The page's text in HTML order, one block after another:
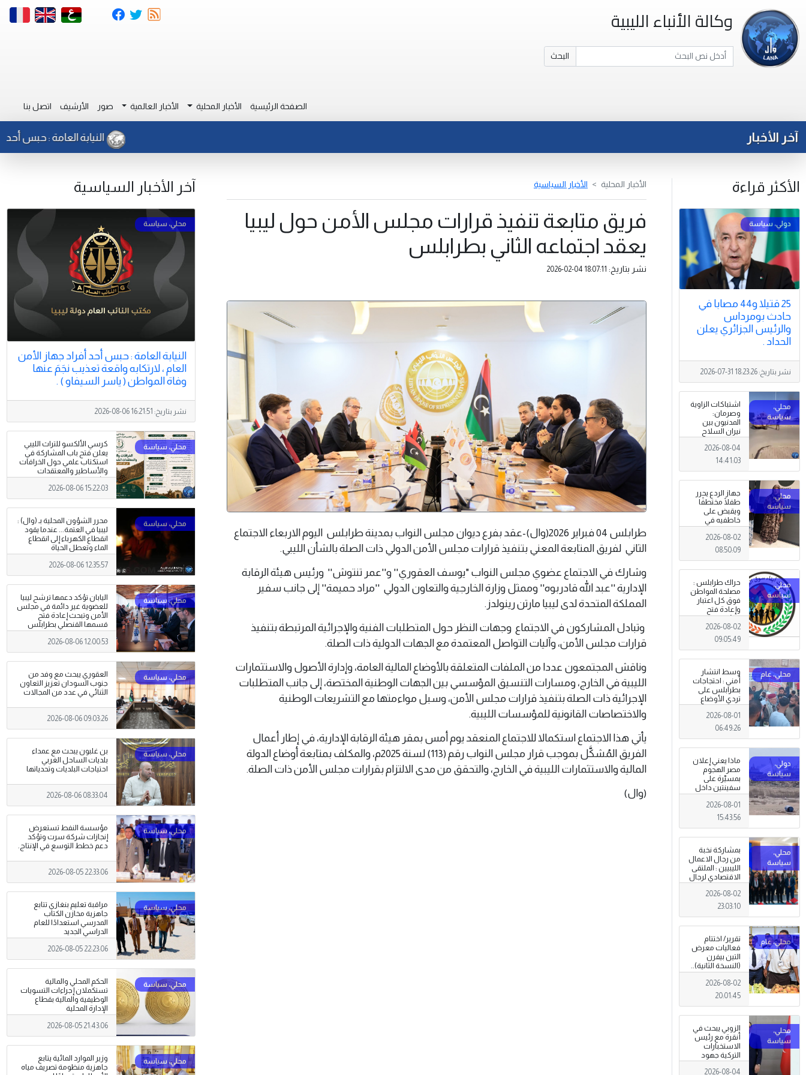
وكالة الأنباء الليبية
البحث
الصفحة الرئيسية الأخبار المحلية الأخبار العالمية صور الأرشيف اتصل بنا
آخر الأخبار النيابة العامة : حبس أحد
الأكثر قراءة
25 قتيلا و44 مصابا في
حادث بومرداس
والرئيس الجزائري يعلن
الحداد .
نشر بتاريخ:2026-07-31 18:23:26
اشتباكات الزاوية
وصرمان:
المدنيون بين
نيران السلاح
المنتشر خارج
سلطة القانون
2026-08-04
14:41:03
جهاز الردع يحرر
طفلًا مختطفًا
ويقبض على
خاطفيه في
طرابلس
2026-08-02
08:50:09
حراك طرابلس :
مصلحة المواطن
فوق كل اعتبار
وإعادة فتح
المؤسسات
جاءت استجابةً
للإرادة الشعبية
2026-08-02
09:05:49
وسط انتشار
أمني : احتجاجات
بطرابلس على
تردي الأوضاع
المعيشية وتدني
الخدمات العامة .
2026-08-01
06:49:26
ماذا يعني إعلان
مصر الهجوم
بمسيّرة على
سفينتين داخل
ميناء دمياط؟
(قراءة تحليلية)
2026-08-01
15:43:56
بمشاركة نخبة
من رجال الاعمال
الليبيين : الملتقى
الاقتصادي لرجال
الاعمال 2026
تبدأ فعاليات
بمدينة سرت .
2026-08-02
23:03:10
تقرير/ اختتام
فعاليات معرض
التين بيفرن
(النسخة الثانية)..
تظاهرة وطنية
وصمود
للمزارعين في
2026-08-02
20:01:45
الزوبي يبحث في
أنقرة مع رئيس
الاستخبارات
التركية جهود
توحيد المؤسسة
العسكرية على
2026-08-04
الأخبار المحلية الأخبار السياسية
فريق متابعة تنفيذ قرارات مجلس الأمن حول ليبيا
يعقد اجتماعه الثاني بطرابلس
نشر بتاريخ: 2026-02-04 18:07:11
طرابلس 04 فبراير 2026(وال)-عقد بفرع ديوان مجلس النواب بمدينة طرابلس اليوم الاربعاء الاجتماع
الثاني لفريق المتابعة المعني بتنفيذ قرارات مجلس الأمن الدولي ذات الصلة بالشأن الليبي.
وشارك في الاجتماع عضوي مجلس النواب "يوسف العقوري'' و''عمر تنتوش'' ورئيس هيئة الرقابة
الإدارية ''عبد الله قادربوه'' وممثل وزارة الخارجية والتعاون الدولي ''مراد حميمة'' إلى جانب سفير
المملكة المتحدة لدى ليبيا مارتن رينولدز.
وتبادل المشاركون في الاجتماع وجهات النظر حول المتطلبات الفنية والإجرائية المرتبطة بتنفيذ
قرارات مجلس الأمن، وآليات التواصل المعتمدة مع الجهات الدولية ذات الصلة.
وناقش المجتمعون عددا من الملفات المتعلقة بالأوضاع المالية العامة، وإدارة الأصول والاستثمارات
الليبية في الخارج، ومسارات التنسيق المؤسسي بين الجهات الوطنية المختصة، إلى جانب المتطلبات
الإجرائية ذات الصلة بتنفيذ قرارات مجلس الأمن، وسبل مواءمتها مع التشريعات الوطنية
والاختصاصات القانونية للمؤسسات الليبية.
يأتي هذا الاجتماع استكمالا للاجتماع المنعقد يوم أمس بمقر هيئة الرقابة الإدارية، في إطار أعمال
الفريق المُشكَّل بموجب قرار مجلس النواب رقم (113) لسنة 2025م، والمكلف بمتابعة أوضاع الدولة
المالية والاستثمارات الليبية في الخارج، والتحقق من مدى الالتزام بقرارات مجلس الأمن ذات الصلة.
(وال)
آخر الأخبار السياسية
النيابة العامة : حبس أحد أفراد جهاز الأمن
العام ، لارتكابه واقعة تعذيب نجَمَ عنها
وفاة المواطن ( ياسر السيفاو ) .
نشر بتاريخ: 2026-08-06 16:21:51
كرسي الألكسو للتراث الليبي
يعلن فتح باب المشاركة في
استكتاب علمي حول الخرافات
والأساطير والمعتقدات
الشعبية
2026-08-06 15:22:03
محرر الشؤون المحلية بـ (وال) :
ليبيا في العتمة... عندما يقود
انقطاع الكهرباء إلى انقطاع
الماء وتعطل الحياة
2026-08-06 12:35:57
اليابان تؤكد دعمها ترشح ليبيا
للعضوية غير دائمة في مجلس
الأمن وتبحث إعادة فتح
قسمها القنصلي بطرابلس
2026-08-06 12:00:53
العقوري يبحث مع وفد من
جنوب السودان تعزيز التعاون
الثنائي في عدد من المجالات
2026-08-06 09:03:26
بن غلبون يبحث مع عمداء
بلديات الساحل الغربي
احتياجات البلديات وتحدياتها
2026-08-06 08:33:04
مؤسسة النفط تستعرض
إنجازات شركة سرت وتؤكد
دعم خطط التوسع في الإنتاج.
2026-08-05 22:33:06
مراقبة تعليم بنغازي تتابع
جاهزية مخازن الكتاب
المدرسي استعدادًا للعام
الدراسي الجديد
2026-08-05 22:23:06
الحكم المحلي والمالية
تستكملان إجراءات التسويات
الوظيفية والمالية بقطاع
الإدارة المحلية
2026-08-05 21:43:06
وزير الموارد المائية يتابع
جاهزية منظومة تصريف مياه